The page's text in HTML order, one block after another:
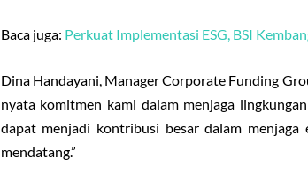
Baca juga: Perkuat Implementasi ESG, BSI
Dina Handayani, Manager Corporate Funding
nyata komitmen kami dalam menjaga
dapat menjadi kontribusi besar dalam menjaga
mendatang.”